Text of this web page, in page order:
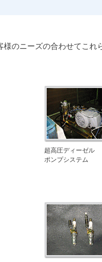
のニーズの合わせてこれ
超高圧ディーゼル
ポンプシステム